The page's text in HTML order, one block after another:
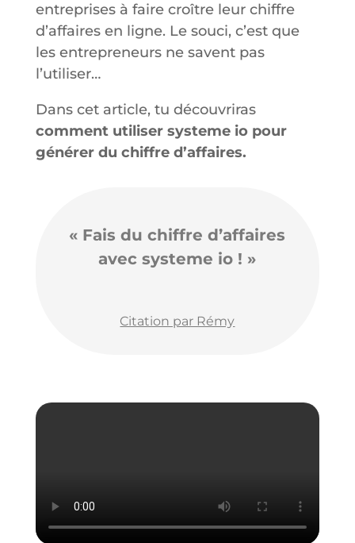
entreprises à faire croître leur chiffre
d’affaires en ligne. Le souci, c’est que
les entrepreneurs ne savent pas
l’utiliser…
Dans cet article, tu découvriras
comment utiliser systeme io pour
générer du chiffre d’affaires.
« Fais du chiffre d’affaires
avec systeme io ! »
Citation par Rémy